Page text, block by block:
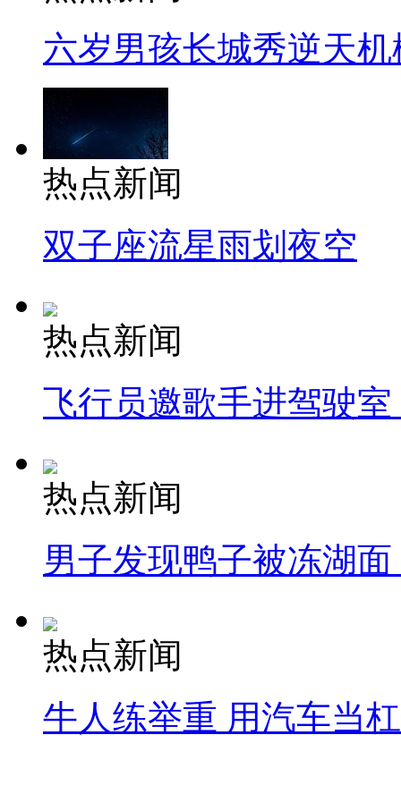
六岁男孩长城秀逆天机
热点新闻
双子座流星雨划夜空
热点新闻
飞行员邀歌手进驾驶
热点新闻
男子发现鸭子被冻湖
热点新闻
牛人练举重 用汽车当